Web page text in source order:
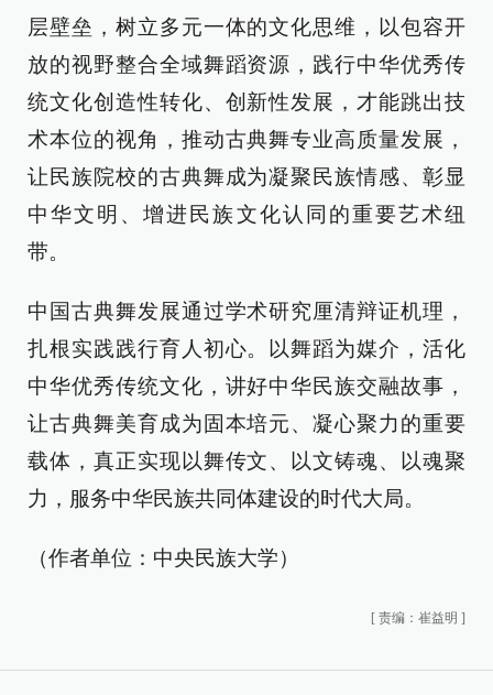
层壁垒，树立多元一体的文化思维，以包容开
放的视野整合全域舞蹈资源，践行中华优秀传
统文化创造性转化、创新性发展，才能跳出技
术本位的视角，推动古典舞专业高质量发展，
让民族院校的古典舞成为凝聚民族情感、彰显
中华文明、增进民族文化认同的重要艺术纽
带。
中国古典舞发展通过学术研究厘清辩证机理，
扎根实践践行育人初心。以舞蹈为媒介，活化
中华优秀传统文化，讲好中华民族交融故事，
让古典舞美育成为固本培元、凝心聚力的重要
载体，真正实现以舞传文、以文铸魂、以魂聚
力，服务中华民族共同体建设的时代大局。
（作者单位：中央民族大学）
[ 责编：崔益明 ]